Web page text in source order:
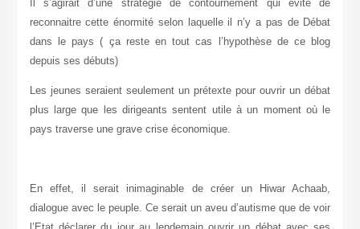
Il s’agirait d’une stratégie de contournement qui évite de
reconnaitre cette énormité selon laquelle il n’y a pas de Débat
dans le pays ( ça reste en tout cas l’hypothèse de ce blog
depuis ses débuts)
Les jeunes seraient seulement un prétexte pour ouvrir un débat
plus large que les dirigeants sentent utile à un moment où le
pays traverse une grave crise économique.
En effet, il serait inimaginable de créer un Hiwar Achaab,
dialogue avec le peuple. Ce serait un aveu d’autisme que de voir